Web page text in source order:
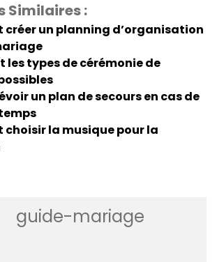
Similaires :
créer un planning d’organisation
les types de cérémonie de
un plan de secours en cas de
choisir la musique pour la
guide-mariage